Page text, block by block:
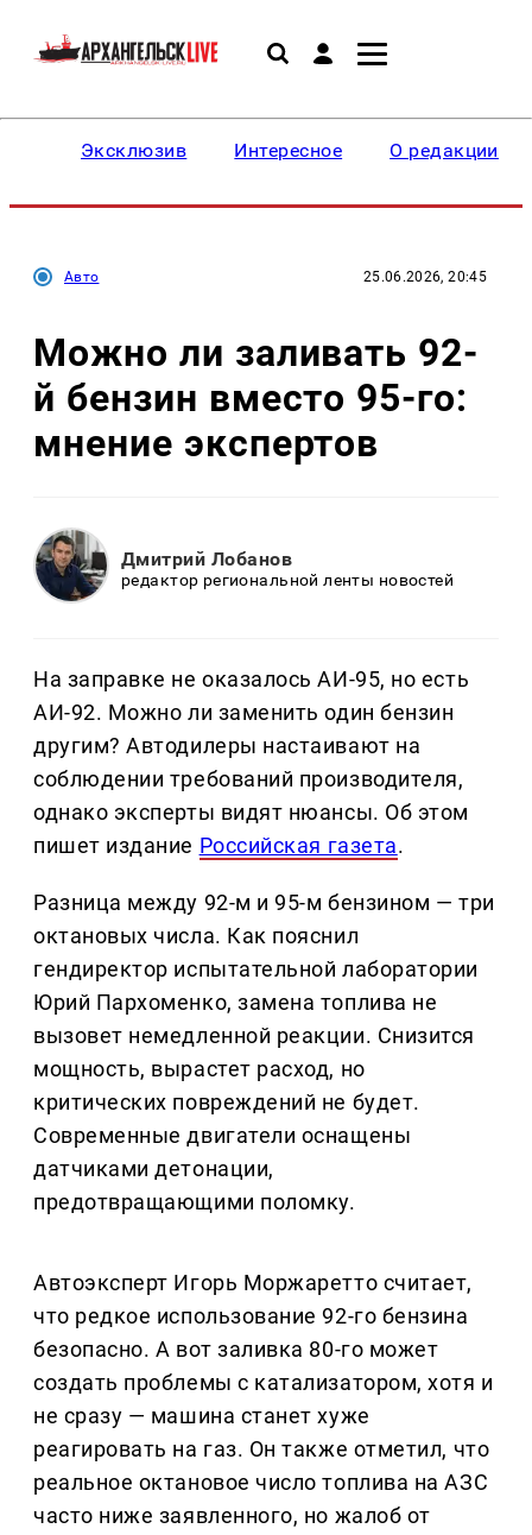
Эксклюзив Интересное О редакции
Авто 25.06.2026, 20:45
Можно ли заливать 92-
й бензин вместо 95-го:
мнение экспертов
Дмитрий Лобанов
редактор региональной ленты новостей
На заправке не оказалось АИ-95, но есть
АИ-92. Можно ли заменить один бензин
другим? Автодилеры настаивают на
соблюдении требований производителя,
однако эксперты видят нюансы. Об этом
пишет издание Российская газета.
Разница между 92-м и 95-м бензином — три
октановых числа. Как пояснил
гендиректор испытательной лаборатории
Юрий Пархоменко, замена топлива не
вызовет немедленной реакции. Снизится
мощность, вырастет расход, но
критических повреждений не будет.
Современные двигатели оснащены
датчиками детонации,
предотвращающими поломку.
Автоэксперт Игорь Моржаретто считает,
что редкое использование 92-го бензина
безопасно. А вот заливка 80-го может
создать проблемы с катализатором, хотя и
не сразу — машина станет хуже
реагировать на газ. Он также отметил, что
реальное октановое число топлива на АЗС
часто ниже заявленного, но жалоб от